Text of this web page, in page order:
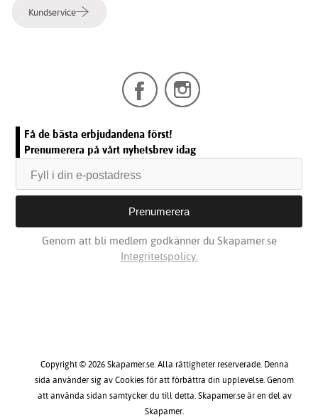
Kundservice
Få de bästa erbjudandena först!
Prenumerera på vårt nyhetsbrev idag
Genom att bli medlem godkänner du Skapamer.se
Integritetspolicy.
Copyright © 2026 Skapamer.se. Alla rättigheter reserverade. Denna
sida använder sig av Cookies för att förbättra din upplevelse. Genom
att använda sidan samtycker du till detta. Skapamer.se är en del av
Skapamer.